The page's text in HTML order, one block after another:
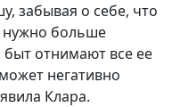
забывая о себе, что
нужно больше
быт отнимают все ее
негативно
Клара.